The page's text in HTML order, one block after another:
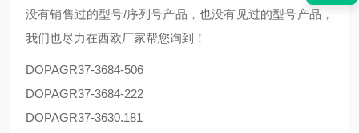
没有销售过的型号/序列号产品，也没有见过的型号产品，
我们也尽力在西欧厂家帮您询到！
DOPAGR37-3684-506
DOPAGR37-3684-222
DOPAGR37-3630.181